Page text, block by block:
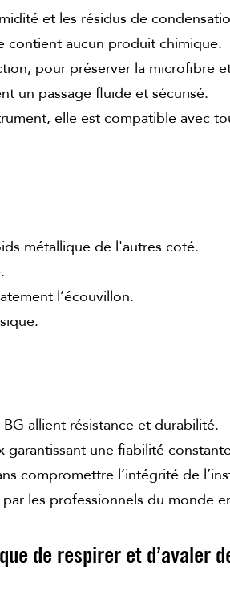
et les résidus de
contient aucun produit chimique.
pour préserver la microfibre
un passage fluide et sécurisé.
elle est compatible avec
métallique de l'autres coté.
l’écouvillon.
allient résistance et durabilité.
une fiabilité
compromettre l’intégrité de
les professionnels du monde
de respirer et d’avaler